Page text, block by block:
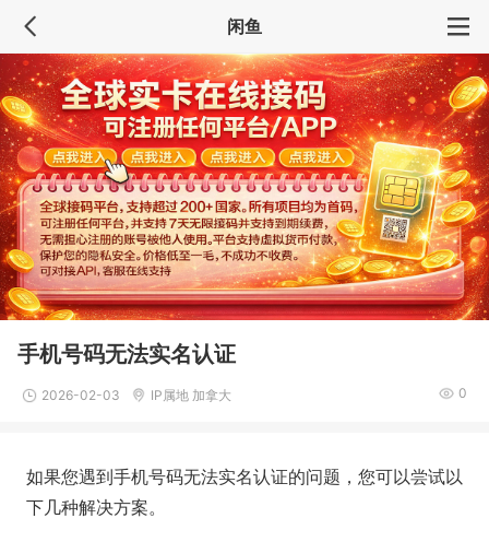
闲鱼
手机号码无法实名认证
2026-02-03 IP属地 加拿大 0
如果您遇到手机号码无法实名认证的问题，您可以尝试以
下几种解决方案。